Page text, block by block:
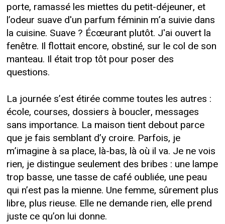
porte, ramassé les miettes du petit-déjeuner, et
l’odeur suave d'un parfum féminin m’a suivie dans
la cuisine. Suave ? Écœurant plutôt. J'ai ouvert la
fenêtre. Il flottait encore, obstiné, sur le col de son
manteau. Il était trop tôt pour poser des
questions.
La journée s’est étirée comme toutes les autres :
école, courses, dossiers à boucler, messages
sans importance. La maison tient debout parce
que je fais semblant d’y croire. Parfois, je
m’imagine à sa place, là-bas, là où il va. Je ne vois
rien, je distingue seulement des bribes : une lampe
trop basse, une tasse de café oubliée, une peau
qui n’est pas la mienne. Une femme, sûrement plus
libre, plus rieuse. Elle ne demande rien, elle prend
juste ce qu’on lui donne.